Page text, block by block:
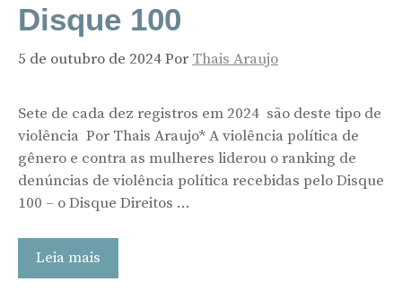
Disque 100
5 de outubro de 2024Por Thais Araujo
Sete de cada dez registros em 2024 são deste tipo de
violência Por Thais Araujo* A violência política de
gênero e contra as mulheres liderou o ranking de
denúncias de violência política recebidas pelo Disque
100 – o Disque Direitos …
Leia mais